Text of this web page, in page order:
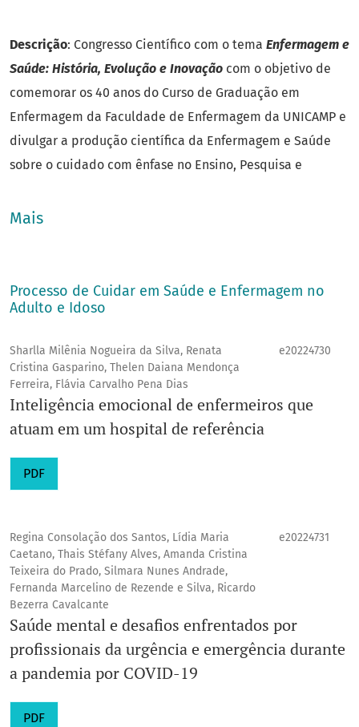
Descrição: Congresso Científico com o tema Enfermagem e
Saúde: História, Evolução e Inovação com o objetivo de
comemorar os 40 anos do Curso de Graduação em
Enfermagem da Faculdade de Enfermagem da UNICAMP e
divulgar a produção científica da Enfermagem e Saúde
sobre o cuidado com ênfase no Ensino, Pesquisa e
Ano de criação
Título abreviado: Cong. Cient. Fac. Enferm. UNICAMP
Contato :congfenf@unicamp.br
Prefixo DOI: 10.20396
Mais
Processo de Cuidar em Saúde e Enfermagem no
Adulto e Idoso
Sharlla Milênia Nogueira da Silva, Renata
Cristina Gasparino, Thelen Daiana Mendonça
Ferreira, Flávia Carvalho Pena Dias
e20224730
Inteligência emocional de enfermeiros que
atuam em um hospital de referência
PDF
Regina Consolação dos Santos, Lídia Maria
Caetano, Thais Stéfany Alves, Amanda Cristina
Teixeira do Prado, Silmara Nunes Andrade,
Fernanda Marcelino de Rezende e Silva, Ricardo
Bezerra Cavalcante
e20224731
Saúde mental e desafios enfrentados por
profissionais da urgência e emergência durante
a pandemia por COVID-19
PDF